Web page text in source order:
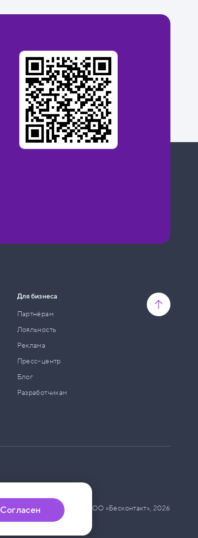
Для бизнеса
Партнёрам
Лояльность
Реклама
Пресс–центр
Блог
Разработчикам
© ООО «Бесконтакт», 2026
Согласен